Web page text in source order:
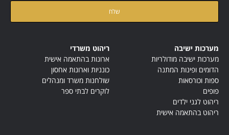
מערכות ישיבה
מערכות ישיבה מודולריות
הדומים ופינות המתנה
ספות וכורסאות
פופים
ריהוט לגני ילדים
ריהוט בהתאמה אישית
ריהוט משרדי
ארונות בהתאמה אישית
כונניות וארונות אחסון
שולחנות משרד ומנהלים
לוקרים לבתי ספר